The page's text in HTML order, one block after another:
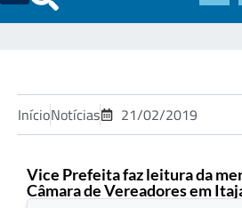
InícioNotícias 21/02/2019
Vice Prefeita faz leitura da
Câmara de Vereadores em